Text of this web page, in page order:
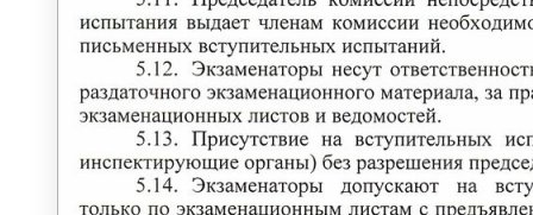
Документы библиотеки
Читателю
Ресурсы библиотеки
Комплектование ресурсов